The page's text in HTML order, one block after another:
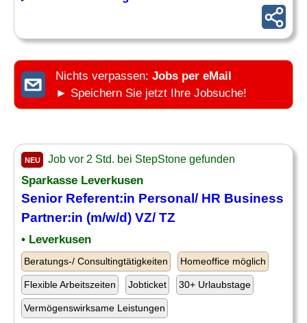
Nichts verpassen: Jobs per eMail
► Speichern Sie jetzt Ihre Jobsuche!
NEU Job vor 2 Std. bei StepStone gefunden
Sparkasse Leverkusen
Senior Referent:in Personal/ HR Business
Partner:in (m/w/d) VZ/ TZ
• Leverkusen
Beratungs-/ Consultingtätigkeiten Homeoffice möglich
Flexible Arbeitszeiten Jobticket 30+ Urlaubstage
Vermögenswirksame Leistungen